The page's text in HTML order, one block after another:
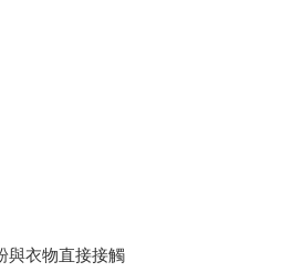
與衣物直接接觸